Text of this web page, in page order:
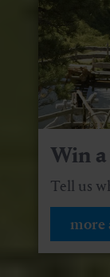
Win
Tell us
more